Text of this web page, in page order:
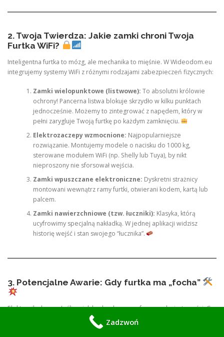
2. Twoja Twierdza: Jakie zamki chroni Twoja
Furtka WiFi?
Inteligentna furtka to mózg, ale mechanika to mięśnie. W Wideodom.eu
integrujemy systemy WiFi z różnymi rodzajami zabezpieczeń fizycznych:
Zamki wielopunktowe (listwowe): To absolutni królowie
ochrony! Pancerna listwa blokuje skrzydło w kilku punktach
jednocześnie. Możemy to zintegrować z napędem, który w
pełni zarygluje Twoją furtkę po każdym zamknięciu.
Elektrozaczepy wzmocnione: Najpopularniejsze
rozwiązanie. Montujemy modele o nacisku do 1000 kg,
sterowane modułem WiFi (np. Shelly lub Tuya), by nikt
nieproszony nie sforsował wejścia.
Zamki wpuszczane elektroniczne: Dyskretni strażnicy
montowani wewnątrz ramy furtki, otwierani kodem, kartą lub
palcem.
Zamki nawierzchniowe (tzw. łuczniki): Klasyka, którą
ucyfrowimy specjalną nakładką. W jednej aplikacji widzisz
historię wejść i stan swojego “łucznika”.
3. Potencjalne Awarie: Gdy furtka ma „focha”
Elektronika bywa złośliwa jak brak cukru w szafce przed wizytą gości. Co
naprawiamy najczęściej w ramach serwisu?
Zadzwoń